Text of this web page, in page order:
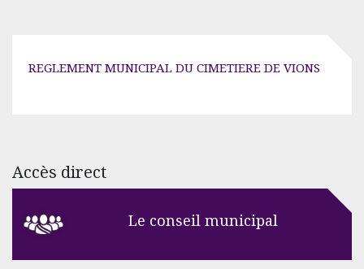
REGLEMENT MUNICIPAL DU CIMETIERE DE VIONS
Accès direct
Le conseil municipal